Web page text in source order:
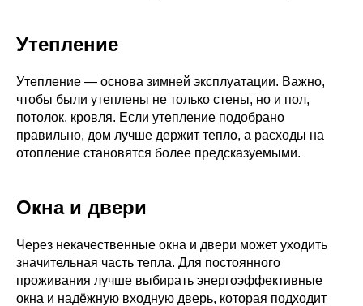
Утепление
Утепление — основа зимней эксплуатации. Важно,
чтобы были утеплены не только стены, но и пол,
потолок, кровля. Если утепление подобрано
правильно, дом лучше держит тепло, а расходы на
отопление становятся более предсказуемыми.
Окна и двери
Через некачественные окна и двери может уходить
значительная часть тепла. Для постоянного
проживания лучше выбирать энергоэффективные
окна и надёжную входную дверь, которая подходит